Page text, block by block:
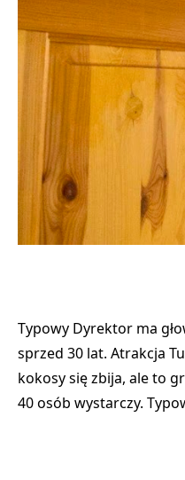
Typowy Dyrektor ma
sprzed 30 lat. Atrakcja
kokosy się zbija, ale to
40 osób wystarczy.